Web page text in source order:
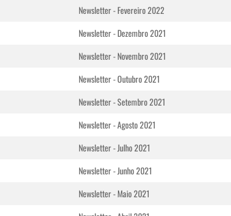
Newsletter - Fevereiro 2022
Newsletter - Dezembro 2021
Newsletter - Novembro 2021
Newsletter - Outubro 2021
Newsletter - Setembro 2021
Newsletter - Agosto 2021
Newsletter - Julho 2021
Newsletter - Junho 2021
Newsletter - Maio 2021